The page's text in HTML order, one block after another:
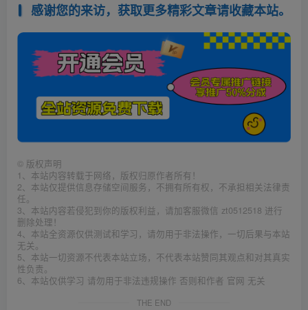
感谢您的来访，获取更多精彩文章请收藏本站。
© 版权声明
1、本站内容转载于网络，版权归原作者所有！
2、本站仅提供信息存储空间服务，不拥有所有权，不承担相关法律责
任。
3、本站内容若侵犯到你的版权利益，请加客服微信 zt0512518 进行
删除处理！
4、本站全资源仅供测试和学习，请勿用于非法操作，一切后果与本站
无关。
5、本站一切资源不代表本站立场，不代表本站赞同其观点和对其真实
性负责。
6、本站仅供学习 请勿用于非法违规操作 否则和作者 官网 无关
THE END